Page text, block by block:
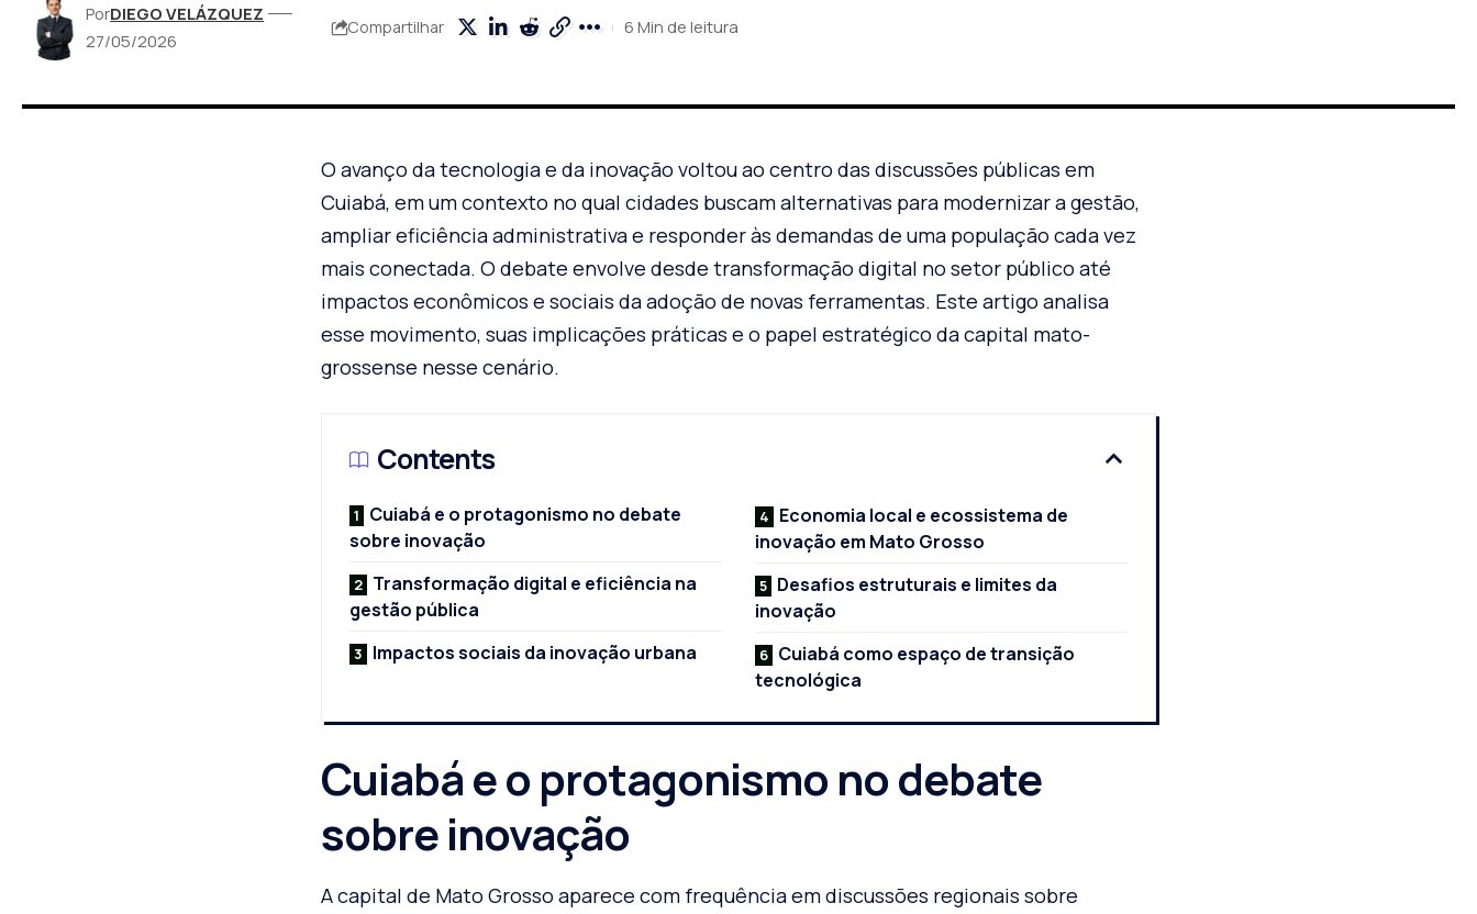
PorDIEGO VELÁZQUEZ
27/05/2026
Compartilhar 6 Min de leitura
O avanço da tecnologia e da inovação voltou ao centro das discussões públicas em
Cuiabá, em um contexto no qual cidades buscam alternativas para modernizar a gestão,
ampliar eficiência administrativa e responder às demandas de uma população cada vez
mais conectada. O debate envolve desde transformação digital no setor público até
impactos econômicos e sociais da adoção de novas ferramentas. Este artigo analisa
esse movimento, suas implicações práticas e o papel estratégico da capital mato-
grossense nesse cenário.
Contents
Cuiabá e o protagonismo no debate
sobre inovação
Transformação digital e eficiência na
gestão pública
Impactos sociais da inovação urbana
Economia local e ecossistema de
inovação em Mato Grosso
Desafios estruturais e limites da
inovação
Cuiabá como espaço de transição
tecnológica
Cuiabá e o protagonismo no debate
sobre inovação
A capital de Mato Grosso aparece com frequência em discussões regionais sobre